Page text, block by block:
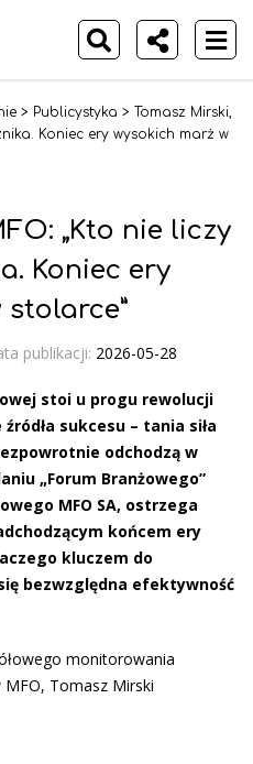
> Publicystyka > Tomasz Mirski,
Koniec ery wysokich marż w
„Kto nie liczy
Koniec ery
stolarce”
publikacji: 2026-05-28
stoi u progu rewolucji
sukcesu – tania siła
odchodzą w
„Forum Branżowego”
MFO SA, ostrzega
końcem ery
kluczem do
bezwzględna efektywność
monitorowania
Tomasz Mirski